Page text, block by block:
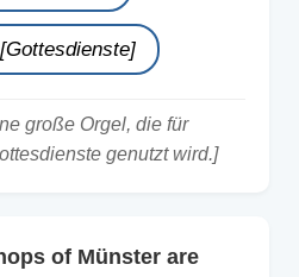
[Gottesdienste]
große Orgel, die für
genutzt wird.]
of Münster are